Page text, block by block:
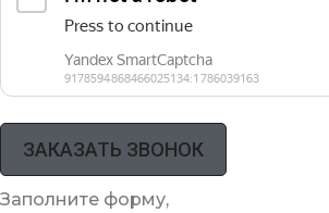
Заполните форму,